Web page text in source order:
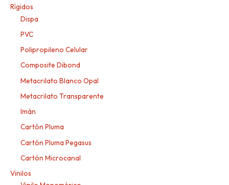
Rígidos
Dispa
PVC
Polipropileno Celular
Composite Dibond
Metacrilato Blanco Opal
Metacrilato Transparente
Imán
Cartón Pluma
Cartón Pluma Pegasus
Cartón Microcanal
Vinilos